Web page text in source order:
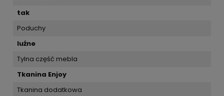
tak
Poduchy
luźne
Tylna część mebla
Tkanina Enjoy
Tkanina dodatkowa